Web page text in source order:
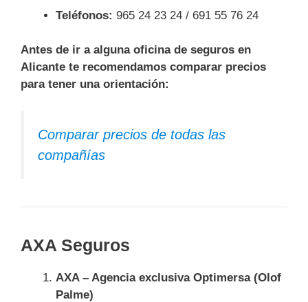
Teléfonos: 965 24 23 24 / 691 55 76 24
Antes de ir a alguna oficina de seguros en
Alicante te recomendamos comparar precios
para tener una orientación:
Comparar precios de todas las
compañías
AXA Seguros
AXA – Agencia exclusiva Optimersa (Olof
Palme)